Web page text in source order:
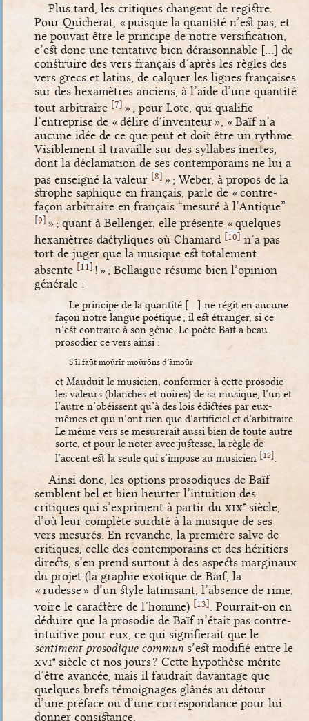
Plus tard, les critiques changent de registre.
Pour Quicherat, « puisque la quantité n’est pas, et
ne pouvait être le principe de notre versification,
c’est donc une tentative bien déraisonnable […] de
construire des vers français d’après les règles des
vers grecs et latins, de calquer les lignes françaises
sur des hexamètres anciens, à l’aide d’une quantité
tout arbitraire [7] » ; pour Lote, qui qualifie
l’entreprise de « délire d’inventeur », « Baïf n’a
aucune idée de ce que peut et doit être un rythme.
Visiblement il travaille sur des syllabes inertes,
dont la déclamation de ses contemporains ne lui a
pas enseigné la valeur [8] » ; Weber, à propos de la
strophe saphique en français, parle de « contre-
façon arbitraire en français “mesuré à l’Antique”
[9] » ; quant à Bellenger, elle présente « quelques
hexamètres dactyliques où Chamard [10] n’a pas
tort de juger que la musique est totalement
absente [11] ! » ; Bellaigue résume bien l’opinion
générale :
Le principe de la quantité […] ne régit en aucune
façon notre langue poétique ; il est étranger, si ce
n’est contraire à son génie. Le poète Baïf a beau
prosodier ce vers ainsi :
S’īl faūt moŭrīr moŭrōns d’ămoūr
et Mauduit le musicien, conformer à cette prosodie
les valeurs (blanches et noires) de sa musique, l’un et
l’autre n’obéissent qu’à des lois édictées par eux-
mêmes et qui n’ont rien que d’artificiel et d’arbitraire.
Le même vers se mesurerait aussi bien de toute autre
sorte, et pour le noter avec justesse, la règle de
l’accent est la seule qui s’impose au musicien[ 12] .
Ainsi donc, les options prosodiques de Baïf
semblent bel et bien heurter l’intuition des
critiques qui s’expriment à partir du xixe siècle,
d’où leur complète surdité à la musique de ses
vers mesurés. En revanche, la première salve de
critiques, celle des contemporains et des héritiers
directs, s’en prend surtout à des aspects marginaux
du projet (la graphie exotique de Baïf, la
« rudesse » d’un style latinisant, l’absence de rime,
voire le caractère de l’homme) [13]. Pourrait-on en
déduire que la prosodie de Baïf n’était pas contre-
intuitive pour eux, ce qui signifierait que le
sentiment prosodique communs’est modifié entre le
xvie siècle et nos jours ? Cette hypothèse mérite
d’être avancée, mais il faudrait davantage que
quelques brefs témoignages glânés au détour
d’une préface ou d’une correspondance pour lui
donner consistance.